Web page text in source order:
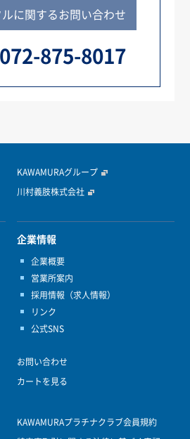
に関するお問い合わせ
072-875-8017
KAWAMURAグループ
川村義肢株式会社
企業情報
企業概要
営業所案内
採用情報（求人情報）
リンク
公式SNS
お問い合わせ
カートを見る
KAWAMURAプラチナクラブ会員規約